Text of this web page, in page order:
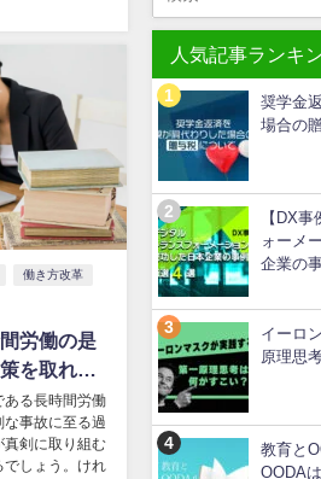
働き方改革
労働の是
を取れば
ある長時間労働
事故に至る過
真剣に取り組む
でしょう。けれ
人気記事ランキ
奨学金
場合の
【DX
ォーメ
企業の
イーロ
原理思
教育と
OODA